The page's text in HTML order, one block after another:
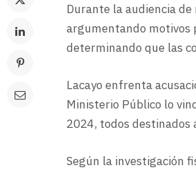
Durante la audiencia
argumentando motivos
determinando que las
Lacayo enfrenta
Ministerio Público lo
2024, todos destinados
Según la investigación